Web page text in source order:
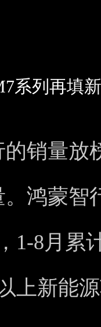
系列再填
销量放
鸿蒙智
1-8月累
上新能